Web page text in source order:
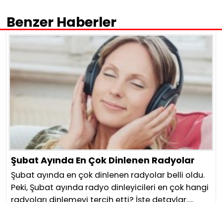
Benzer Haberler
Şubat Ayında En Çok Dinlenen Radyolar
Şubat ayında en çok dinlenen radyolar belli oldu.
Peki, Şubat ayında radyo dinleyicileri en çok hangi